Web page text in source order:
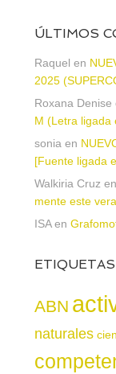
ÚLTIMOS
Raquel en
2025
Roxana Denise
M (Letra ligada
soniaen
[Fuente ligada
Walkiria Cruzen
mente este
ISAen
ETIQUETAS
ABN
naturales